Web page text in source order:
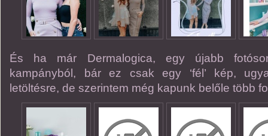
És ha már Dermalogica, egy újabb
kampányból, bár ez csak egy ‘fél’ kép,
letöltésre, de szerintem még kapunk belőle több